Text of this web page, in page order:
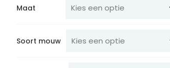
Maat
Soort mouw